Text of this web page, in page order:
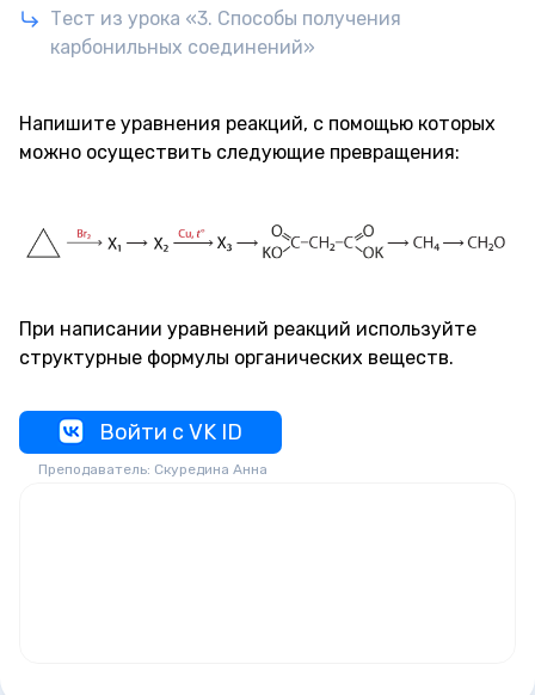
Тест из урока «3. Способы получения
карбонильных соединений»
Напишите уравнения реакций, с помощью которых
можно осуществить следующие превращения:
При написании уравнений реакций используйте
структурные формулы органических веществ.
Войти с VK ID
Преподаватель: Скуредина Анна